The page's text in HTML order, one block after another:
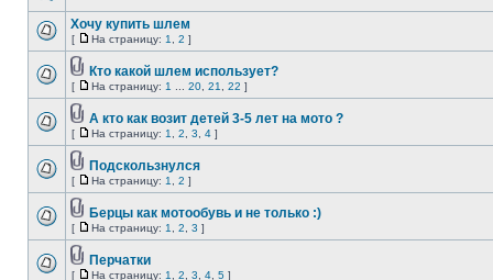
Хочу купить шлем
[ На страницу: 1 2 ]
Кто какой шлем использует?
[ На страницу: 1 20 21 22 ]
А кто как возит детей 3-5 лет на мото ?
[ На страницу: 1 2 3 4 ]
Подскользнулся
[ На страницу: 1 2 ]
Берцы как мотообувь и не только :)
[ На страницу: 1 2 3 ]
Перчатки
[ На страницу: 1 2 3 4 5 ]